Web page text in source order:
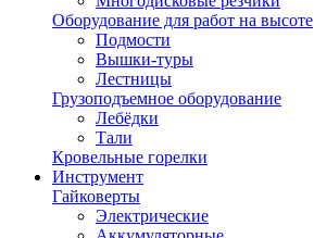
Оборудование для работ на высоте
Подмости
Вышки-туры
Лестницы
Грузоподъемное оборудование
Лебёдки
Тали
Кровельные горелки
Инструмент
Гайковерты
Электрические